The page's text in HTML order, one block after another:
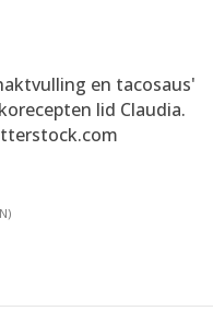
en tacosaus'
lid Claudia.